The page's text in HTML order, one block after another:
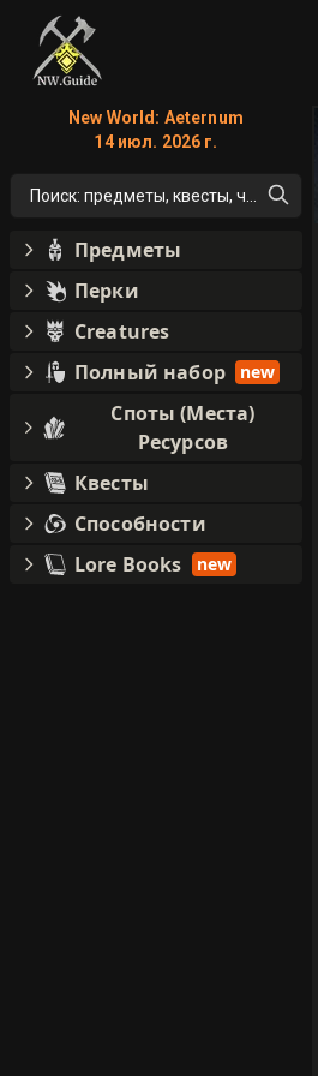
New World: Aeternum
14 июл. 2026 г.
Поиск: предметы, квесты, что угодно!
Предметы
Перки
Creatures
Полный набор
new
Споты (Места)
Ресурсов
Квесты
Способности
Lore Books
new